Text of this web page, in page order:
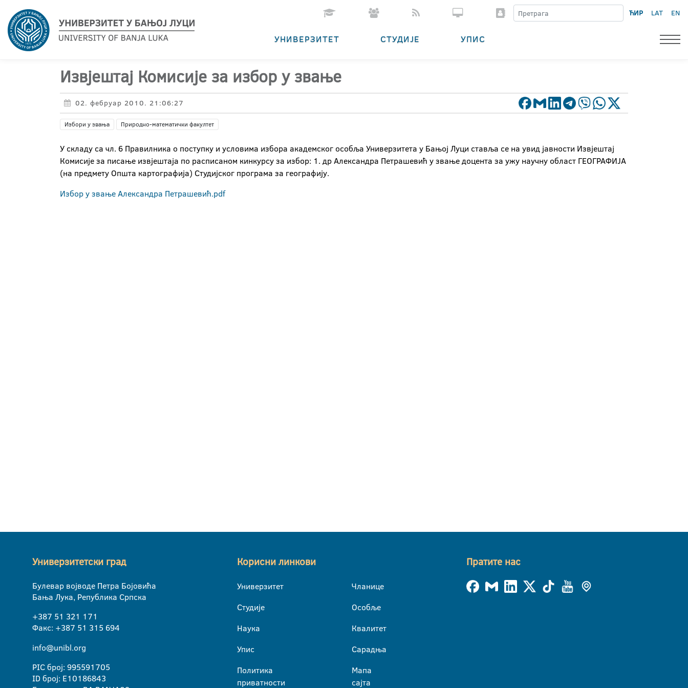
ЋИР LAT EN
УНИВЕРЗИТЕТ СТУДИЈЕ УПИС
Извјештај Комисије за избор у звање
02. фебруар 2010. 21:06:27
Избори у звања Природно-математички факултет
У складу са чл. 6 Правилника о поступку и условима избора академског особља Универзитета у Бањој Луци ставља се на увид јавности Извјештај
Комисије за писање извјештаја по расписаном кинкурсу за избор: 1. др Александра Пeтрашевић у звање доцента за ужу научну област ГЕОГРАФИЈА
(на предмету Општа картографија) Студијског програма за географију.
Избор у звање Александра Петрашевић.pdf
Универзитетски град
Булевар војводе Петра Бојовића
Бања Лука, Република Српска
+387 51 321 171
Факс: +387 51 315 694
info@unibl.org
PIC број: 995591705
ID број: E10186843
Корисни линкови
Универзитет
Студије
Наука
Упис
Политика
приватности
Чланице
Особље
Квалитет
Сарадња
Мапа
сајта
Пратите нас